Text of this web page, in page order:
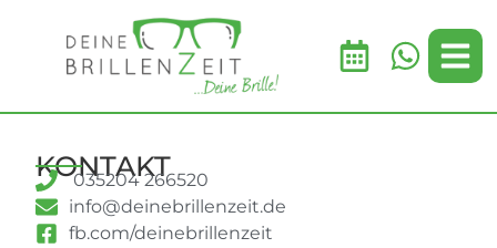
KONTAKT
035204 266520
info@deinebrillenzeit.de
fb.com/deinebrillenzeit